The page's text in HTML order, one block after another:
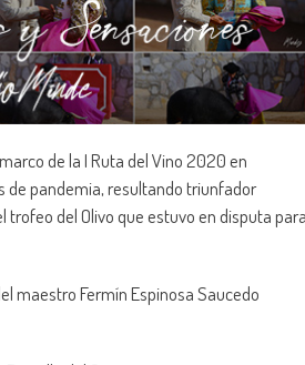
de la I Ruta del Vino 2020 en
de pandemia, resultando triunfador
del Olivo que estuvo en disputa
maestro Fermín Espinosa Saucedo